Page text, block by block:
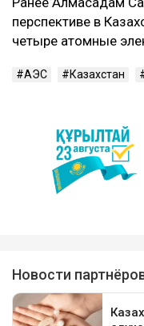
перспективе в
четыре атомные
АЭС Казахстан